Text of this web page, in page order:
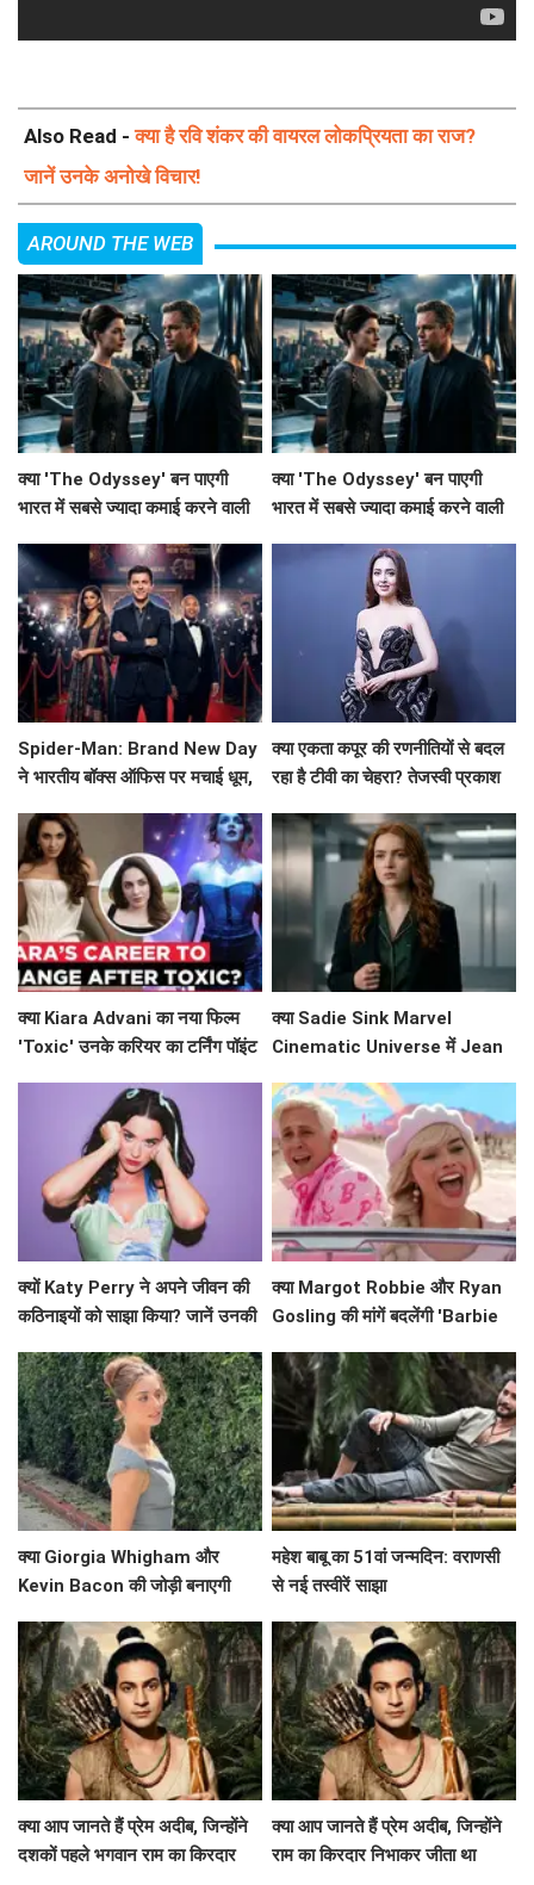
Also Read -क्या है रवि शंकर की वायरल लोकप्रियता का राज?
जानें उनके अनोखे विचार!
AROUND THE WEB
क्या 'The Odyssey' बन पाएगी
भारत में सबसे ज्यादा कमाई करने वाली
क्या 'The Odyssey' बन पाएगी
भारत में सबसे ज्यादा कमाई करने वाली
Spider-Man: Brand New Day
ने भारतीय बॉक्स ऑफिस पर मचाई धूम,
पीछे!
क्या एकता कपूर की रणनीतियों से बदल
रहा है टीवी का चेहरा? तेजस्वी प्रकाश
क्या Kiara Advani का नया फिल्म
'Toxic' उनके करियर का टर्निंग पॉइंट
क्या Sadie Sink Marvel
Cinematic Universe में Jean
क्यों Katy Perry ने अपने जीवन की
कठिनाइयों को साझा किया? जानें उनकी
क्या Margot Robbie और Ryan
Gosling की मांगें बदलेंगी 'Barbie
क्या Giorgia Whigham और
Kevin Bacon की जोड़ी बनाएगी
महेश बाबू का 51वां जन्मदिन: वराणसी
से नई तस्वीरें साझा
क्या आप जानते हैं प्रेम अदीब, जिन्होंने
दशकों पहले भगवान राम का किरदार
क्या आप जानते हैं प्रेम अदीब, जिन्होंने
राम का किरदार निभाकर जीता था